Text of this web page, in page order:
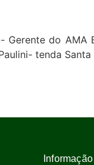
do
tenda Santa